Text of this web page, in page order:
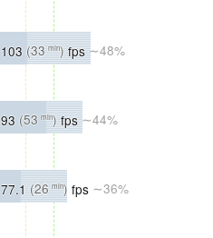
103 (33 min)fps∼48%
93 (53 min)fps∼44%
77.1(26 min) fps ∼36%